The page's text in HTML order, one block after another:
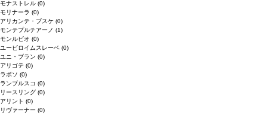
モナストレル (0)
モリナーラ (0)
アリカンテ・ブスケ (0)
モンテプルチアーノ (1)
モンルビオ (0)
ユービロイムスレーベ (0)
ユニ・ブラン (0)
アリゴテ (0)
ラボソ (0)
ランブルスコ (0)
リースリング (0)
アリント (0)
リヴァーナー (0)